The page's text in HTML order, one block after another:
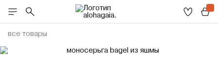
все товары